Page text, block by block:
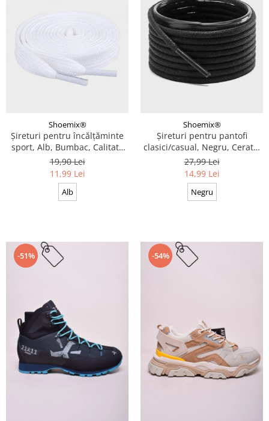
Shoemix®
Șireturi pentru încălțăminte
sport, Alb, Bumbac, Calitate
premium, 100 cm x 0.8 cm
19,90 Lei
11,99 Lei
Alb
Shoemix®
Șireturi pentru pantofi
clasici/casual, Negru, Cerate,
Calitate premium, 110 cm x
0.3 cm
27,99 Lei
14,99 Lei
Negru
-51% -54%